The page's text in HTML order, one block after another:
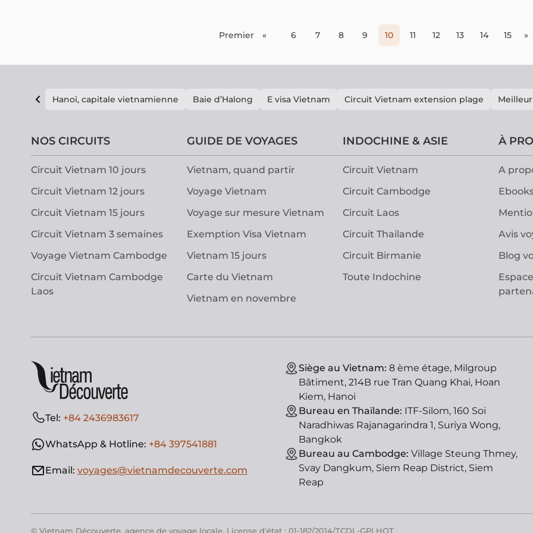
périodes pour partir et tous les conseils pratiques pour
Premier « 6 7 8 9 10 11 12 13 14 15 »
Hanoï, capitale vietnamienne Baie d’Halong E visa Vietnam Circuit Vietnam extension plage
NOS CIRCUITS
Circuit Vietnam 10 jours
Circuit Vietnam 12 jours
Circuit Vietnam 15 jours
Circuit Vietnam 3 semaines
Voyage Vietnam Cambodge
Circuit Vietnam Cambodge
Laos
GUIDE DE VOYAGES
Vietnam, quand partir
Voyage Vietnam
Voyage sur mesure Vietnam
Exemption Visa Vietnam
Vietnam 15 jours
Carte du Vietnam
Vietnam en novembre
INDOCHINE & ASIE
Circuit Vietnam
Circuit Cambodge
Circuit Laos
Circuit Thailande
Circuit Birmanie
Toute Indochine
À
A
Avis
Blog
Tel: +84 2436983617
WhatsApp & Hotline: +84 397541881
Email: voyages@vietnamdecouverte.com
Siège au Vietnam: 8 ème étage, Milgroup
Bâtiment, 214B rue Tran Quang Khai, Hoan
Kiem, Hanoi
Bureau en Thaïlande: ITF-Silom, 160 Soi
Naradhiwas Rajanagarindra 1, Suriya Wong,
Bangkok
Bureau au Cambodge: Village Steung Thmey,
Svay Dangkum, Siem Reap District, Siem
Reap
© Vietnam Découverte, agence de voyage locale. License d'état : 01-182/2014/TCDL-GPLHQT